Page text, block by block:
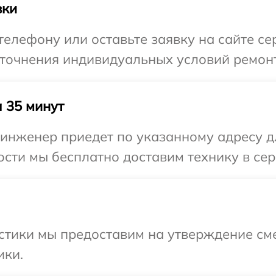
или оставьте заявку на сайте
индивидуальных условий
35 минут
приедет по указанному адресу
мы бесплатно доставим технику в
мы предоставим на утверждение